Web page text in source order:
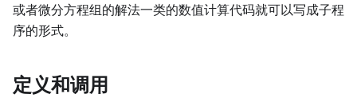
或者微分方程组的解法一类的数值计算代码就可以写成子程
序的形式。
定义和调用